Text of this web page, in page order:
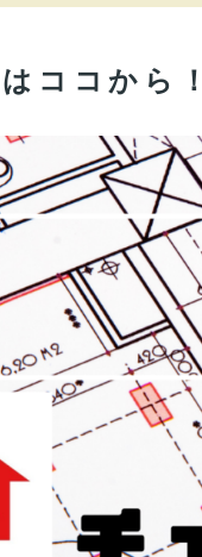
はココか